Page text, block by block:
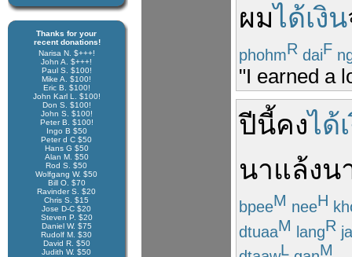
Thanks for your
recent donations!
Narisa N. $+++!
John A. $+++!
Paul S. $100!
Mike A. $100!
Eric B. $100!
John Karl L. $100!
Don S. $100!
John S. $100!
Peter B. $100!
Ingo B $50
Peter d C $50
Hans G $50
Alan M. $50
Rod S. $50
Wolfgang W. $50
Bill O. $70
Ravinder S. $20
Chris S. $15
Jose D-C $20
Steven P. $20
Daniel W. $75
Rudolf M. $30
David R. $50
Judith W. $50
ผมได้เงิน
phohmR daiF
"I earned a
ปีนี้คงได้
นาแล้งน
bpeeM neeH
dtuaaM langR
L M